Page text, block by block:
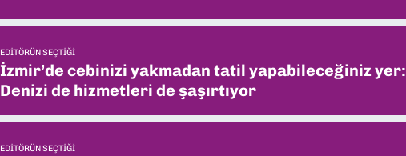
EDITÖRÜN SEÇTIĞI
İzmir’de cebinizi yakmadan tatil yapabileceğiniz yer:
Denizi de hizmetleri de şaşırtıyor
EDITÖRÜN SEÇTIĞI